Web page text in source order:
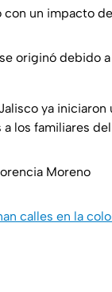
con un impacto de
originó debido
ya
los familiares
Moreno
calles en la